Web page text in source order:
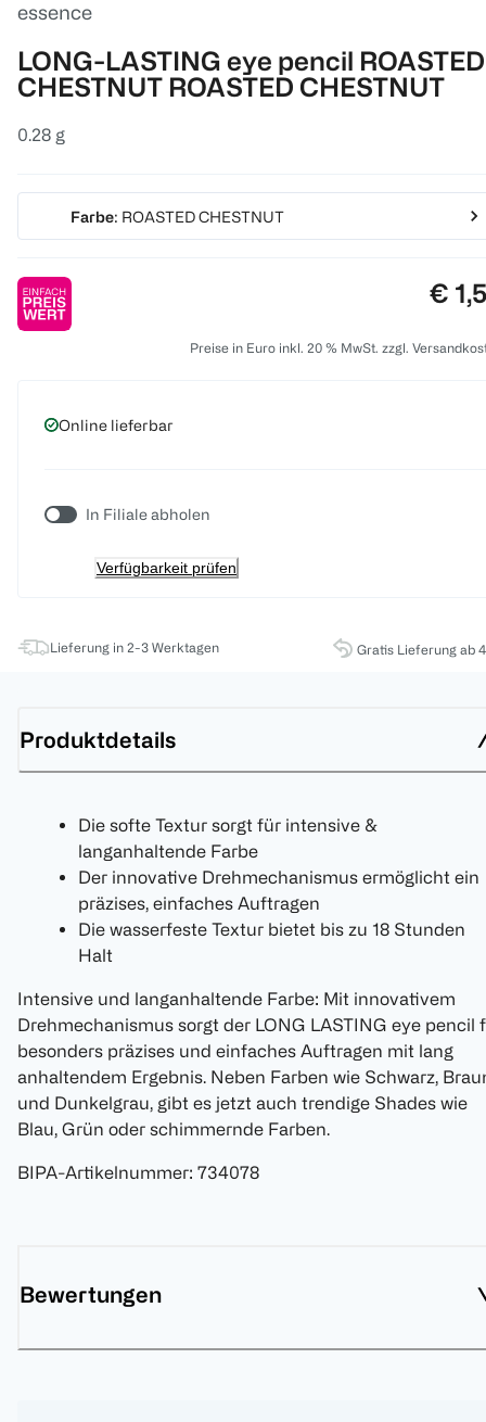
essence
LONG-LASTING eye pencil ROASTED
CHESTNUT ROASTED CHESTNUT
0.28 g
Farbe: ROASTED CHESTNUT
€
Preise in Euro inkl. 20 % MwSt. zzgl.
Online lieferbar
In Filiale abholen
Verfügbarkeit prüfen
Lieferung in 2-3 Werktagen Gratis Lieferung ab
Produktdetails
Die softe Textur sorgt für intensive &
langanhaltende Farbe
Der innovative Drehmechanismus ermöglicht ein
präzises, einfaches Auftragen
Die wasserfeste Textur bietet bis zu 18 Stunden
Halt
Intensive und langanhaltende Farbe: Mit innovativem
Drehmechanismus sorgt der LONG LASTING eye pencil
besonders präzises und einfaches Auftragen mit lang
anhaltendem Ergebnis. Neben Farben wie Schwarz,
und Dunkelgrau, gibt es jetzt auch trendige Shades wie
Blau, Grün oder schimmernde Farben.
BIPA-Artikelnummer: 734078
Bewertungen